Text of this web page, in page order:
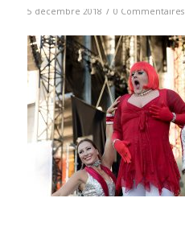
5 décembre 2018 / 0 Commentaires